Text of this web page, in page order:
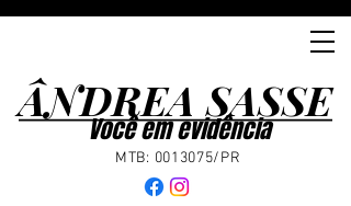
ÂNDREA SASSE
ÂNDREA SASSE
Você em evidência
MTB: 0013075/PR